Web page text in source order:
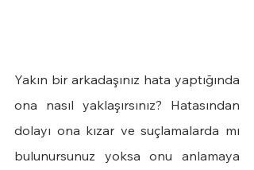
Yakın bir arkadaşınız hata yaptığında
ona nasıl yaklaşırsınız? Hatasından
dolayı ona kızar ve suçlamalarda mı
bulunursunuz yoksa onu anlamaya